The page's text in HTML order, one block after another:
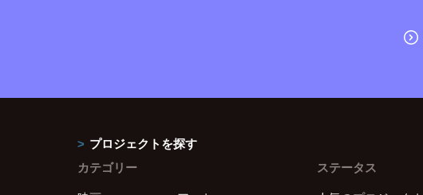
プロジェクトを探す
カテゴリー
ステータス